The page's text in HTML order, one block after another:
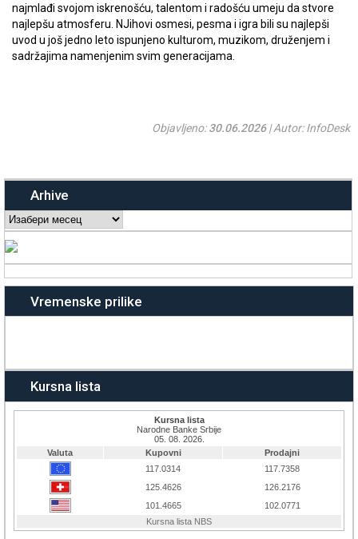
najmlađi svojom iskrenošću, talentom i radošću umeju da stvore
najlepšu atmosferu. NJihovi osmesi, pesma i igra bili su najlepši
uvod u još jedno leto ispunjeno kulturom, muzikom, druženjem i
sadržajima namenjenim svim generacijama.
Objavljeno:30.06.2026| Autor: InfoDesk
Arhive
Arhive
Vremenske prilike
Kursna lista